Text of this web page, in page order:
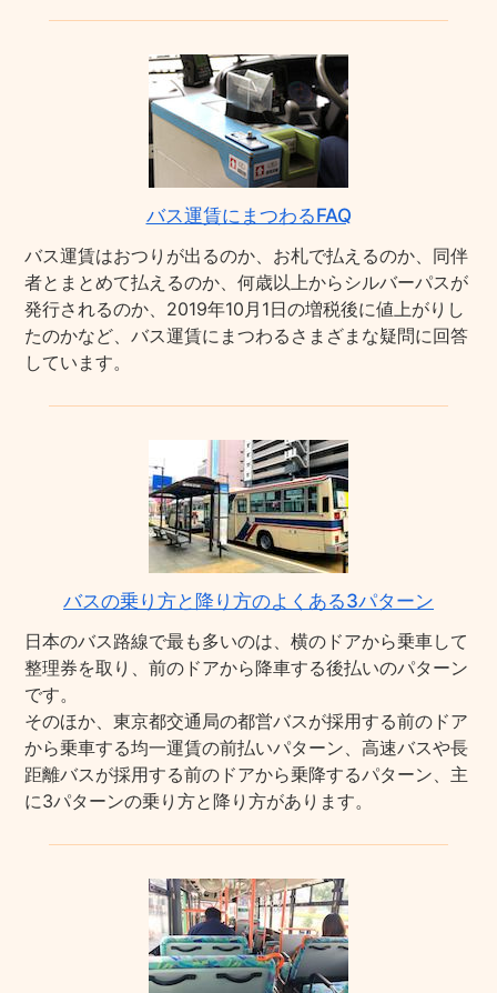
バス運賃にまつわるFAQ
バス運賃はおつりが出るのか、お札で払えるのか、同伴
者とまとめて払えるのか、何歳以上からシルバーパスが
発行されるのか、2019年10月1日の増税後に値上がりし
たのかなど、バス運賃にまつわるさまざまな疑問に回答
しています。
バスの乗り方と降り方のよくある3パターン
日本のバス路線で最も多いのは、横のドアから乗車して
整理券を取り、前のドアから降車する後払いのパターン
です。
そのほか、東京都交通局の都営バスが採用する前のドア
から乗車する均一運賃の前払いパターン、高速バスや長
距離バスが採用する前のドアから乗降するパターン、主
に3パターンの乗り方と降り方があります。